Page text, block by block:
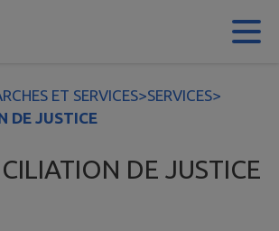
ET SERVICES>SERVICES>
DE JUSTICE
DE JUSTICE